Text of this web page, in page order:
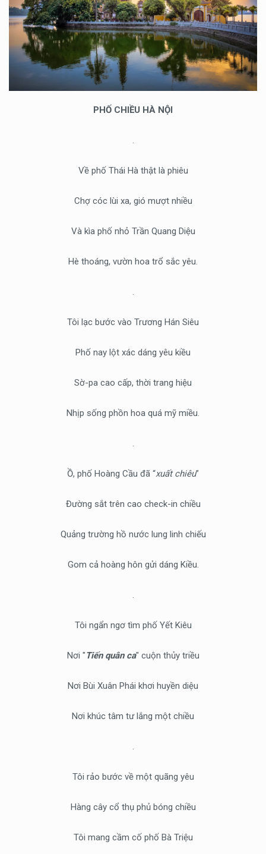
PHỐ CHIỀU HÀ NỘI
.
Về phố Thái Hà thật là phiêu
Chợ cóc lùi xa, gió mượt nhiều
Và kìa phố nhỏ Trần Quang Diệu
Hè thoáng, vườn hoa trổ sắc yêu.
.
Tôi lạc bước vào Trương Hán Siêu
Phố nay lột xác dáng yêu kiều
Sờ-pa cao cấp, thời trang hiệu
Nhịp sống phồn hoa quá mỹ miều.
.
Ồ, phố Hoàng Cầu đã “xuất chiêu”
Đường sắt trên cao check-in chiều
Quảng trường hồ nước lung linh chiếu
Gom cả hoàng hôn gửi dáng Kiều.
.
Tôi ngẩn ngơ tìm phố Yết Kiêu
Nơi "Tiến quân ca" cuộn thủy triều
Nơi Bùi Xuân Phái khơi huyền diệu
Nơi khúc tâm tư lắng một chiều
.
Tôi rảo bước về một quãng yêu
Hàng cây cổ thụ phủ bóng chiều
Tôi mang cầm cố phố Bà Triệu